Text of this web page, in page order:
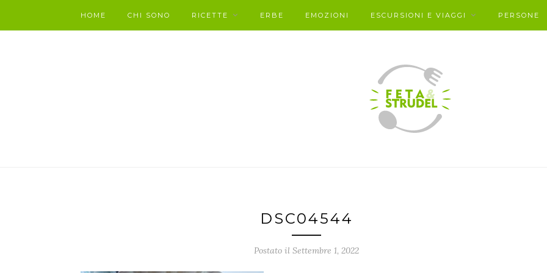
HOME CHI SONO RICETTE ERBE EMOZIONI ESCURSIONI E VIAGGI PERSONE
DSC04544
Postato il Settembre 1, 2022